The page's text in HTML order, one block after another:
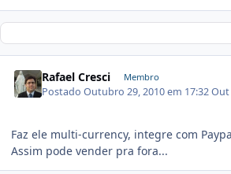
Rafael Cresci Membro
PostadoOutubro 29, 2010 em 17:32Out
Faz ele multi-currency, integre com
Assim pode vender pra fora...